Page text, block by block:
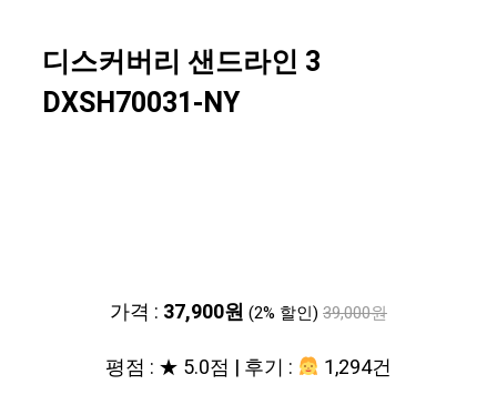
디스커버리 샌드라인 3
DXSH70031-NY
가격 : 37,900원 (2% 할인) 39,000원
평점 : ★ 5.0점 | 후기 : 1,294건